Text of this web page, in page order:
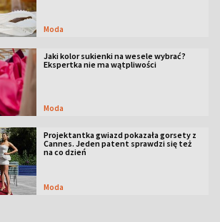
Moda
Jaki kolor sukienki na wesele wybrać?
Ekspertka nie ma wątpliwości
Moda
Projektantka gwiazd pokazała gorsety z
Cannes. Jeden patent sprawdzi się też
na co dzień
Moda